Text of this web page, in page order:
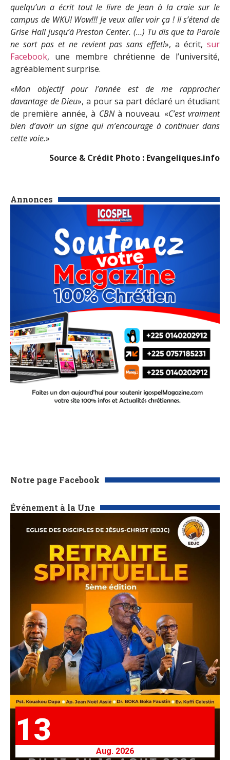
Annonces
Notre page Facebook
Événement à la Une
13
Aug. 2026
quelqu’un a écrit tout le livre de Jean à la craie sur le
campus de WKU! Wow!!! Je veux aller voir ça ! Il s’étend de
Grise Hall jusqu’à Preston Center. (…) Tu dis que ta Parole
ne sort pas et ne revient pas sans effet!», a écrit,sur
Facebook, une membre chrétienne de l’université,
agréablement surprise.
«Mon objectif pour l’année est de me rapprocher
davantage de Dieu», a pour sa part déclaré un étudiant
de première année, à CBNà nouveau. «C’est vraiment
bien d’avoir un signe qui m’encourage à continuer dans
cette voie.»
Source & Crédit Photo : Evangeliques.info